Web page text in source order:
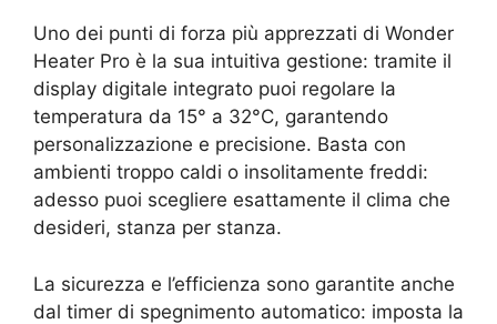
Uno dei punti di forza più apprezzati di Wonder
Heater Pro è la sua intuitiva gestione: tramite il
display digitale integrato puoi regolare la
temperatura da 15° a 32°C, garantendo
personalizzazione e precisione. Basta con
ambienti troppo caldi o insolitamente freddi:
adesso puoi scegliere esattamente il clima che
desideri, stanza per stanza.
La sicurezza e l’efficienza sono garantite anche
dal timer di spegnimento automatico: imposta la